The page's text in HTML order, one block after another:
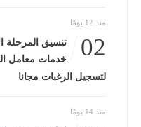
منذ 12 يومًا
02
خدمات معامل
لتسجيل الرغبات مجانا
منذ 14 يومًا